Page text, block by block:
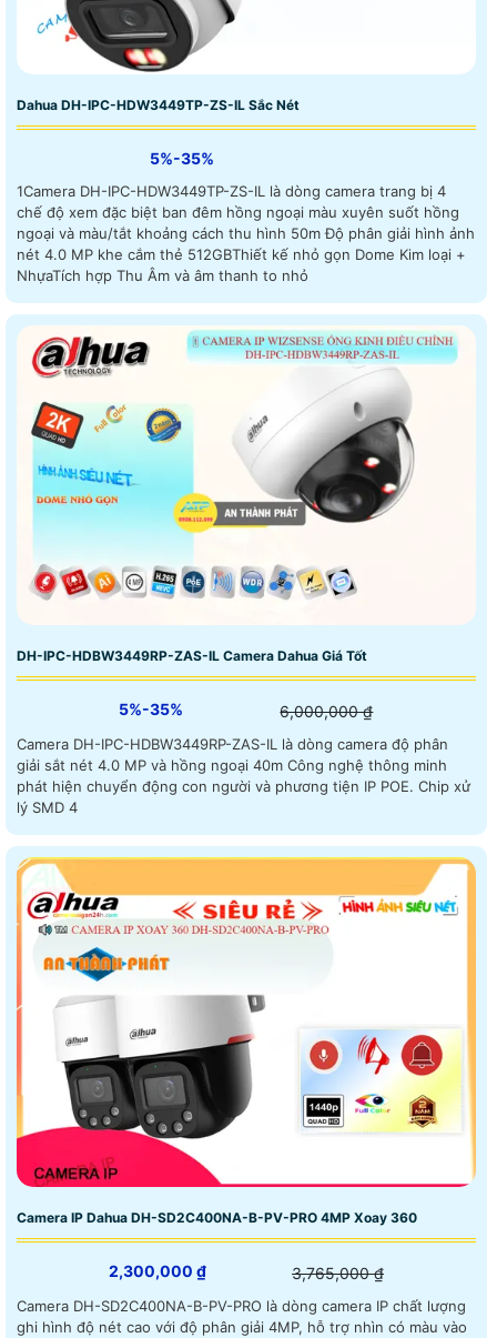
Dahua DH-IPC-HDW3449TP-ZS-IL Sắc Nét
5%-35%
1Camera DH-IPC-HDW3449TP-ZS-IL là dòng camera trang bị 4
chế độ xem đặc biệt ban đêm hồng ngoại màu xuyên suốt hồng
ngoại và màu/tắt khoảng cách thu hình 50m Độ phân giải hình ảnh
nét 4.0 MP khe cắm thẻ 512GBThiết kế nhỏ gọn Dome Kim loại +
NhựaTích hợp Thu Âm và âm thanh to nhỏ
DH-IPC-HDBW3449RP-ZAS-IL Camera Dahua Giá Tốt
5%-35% 6,000,000 ₫
Camera DH-IPC-HDBW3449RP-ZAS-IL là dòng camera độ phân
giải sắt nét 4.0 MP và hồng ngoại 40m Công nghệ thông minh
phát hiện chuyển động con người và phương tiện IP POE. Chip xử
lý SMD 4
Camera IP Dahua DH-SD2C400NA-B-PV-PRO 4MP Xoay 360
2,300,000 ₫ 3,765,000 ₫
Camera DH-SD2C400NA-B-PV-PRO là dòng camera IP chất lượng
ghi hình độ nét cao với độ phân giải 4MP, hỗ trợ nhìn có màu vào